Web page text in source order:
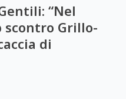
“Nel
scontro Grillo-
di